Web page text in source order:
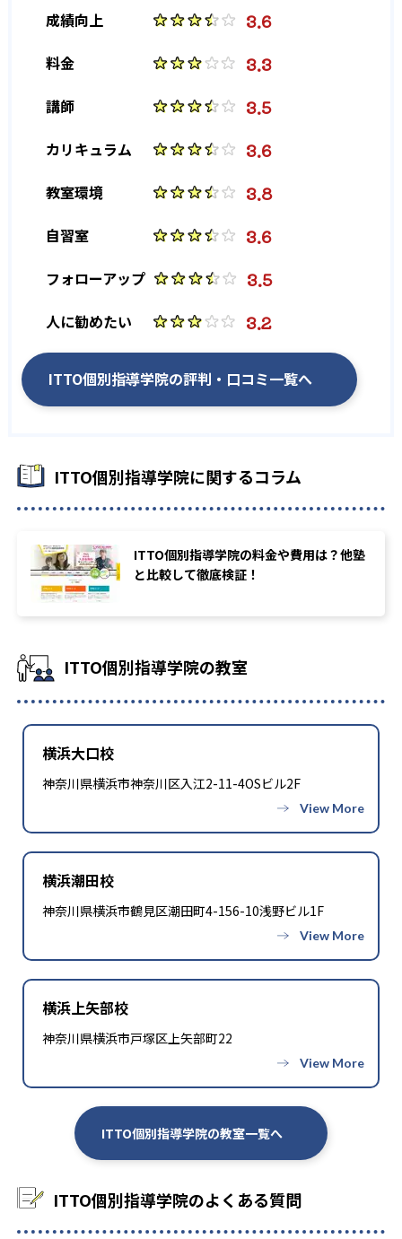
+plus10」が用意されている。マンツーマン+plus10は、通常の
ある。自分の苦手な単元などはこのチケットで先生にいつでも
成績向上 3.6
料金 3.3
講師 3.5
カリキュラム 3.6
教室環境 3.8
自習室 3.6
フォローアップ 3.5
人に勧めたい 3.2
ITTO個別指導学院の評判・口コミ一覧へ
ITTO個別指導学院に関するコラム
ITTO個別指導学院の料金や費用は？他塾
と比較して徹底検証！
ITTO個別指導学院の教室
横浜大口校
神奈川県横浜市神奈川区入江2-11-4OSビル2F
横浜潮田校
神奈川県横浜市鶴見区潮田町4-156-10浅野ビル1F
横浜上矢部校
神奈川県横浜市戸塚区上矢部町22
ITTO個別指導学院の教室一覧へ
ITTO個別指導学院のよくある質問